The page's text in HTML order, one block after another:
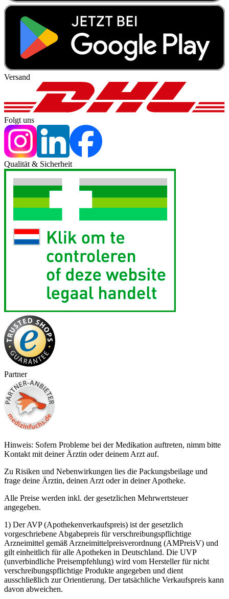
Versand
Folgt uns
Qualität & Sicherheit
Partner
Hinweis: Sofern Probleme bei der Medikation auftreten, nimm bitte
Kontakt mit deiner Ärztin oder deinem Arzt auf.
Zu Risiken und Nebenwirkungen lies die Packungsbeilage und
frage deine Ärztin, deinen Arzt oder in deiner Apotheke.
Alle Preise werden inkl. der gesetzlichen Mehrwertsteuer
angegeben.
1) Der AVP (Apothekenverkaufspreis) ist der gesetzlich
vorgeschriebene Abgabepreis für verschreibungspflichtige
Arzneimittel gemäß Arzneimittelpreisverordnung (AMPreisV) und
gilt einheitlich für alle Apotheken in Deutschland. Die UVP
(unverbindliche Preisempfehlung) wird vom Hersteller für nicht
verschreibungspflichtige Produkte angegeben und dient
ausschließlich zur Orientierung. Der tatsächliche Verkaufspreis kann
davon abweichen.